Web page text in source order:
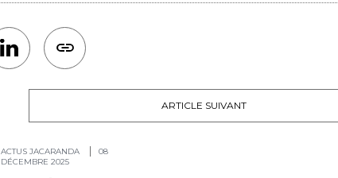
ARTICLE SUIVANT
ACTUS JACARANDA
08
DÉCEMBRE 2025